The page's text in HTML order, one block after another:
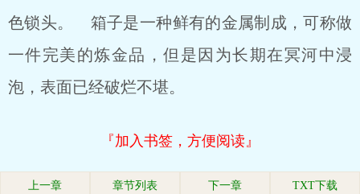
色锁头。 箱子是一种鲜有的金属制成，可称做
一件完美的炼金品，但是因为长期在冥河中浸
泡，表面已经破烂不堪。
『加入书签，方便阅读』
上一章 章节列表 下一章 TXT下载